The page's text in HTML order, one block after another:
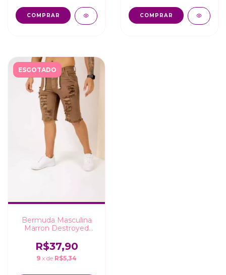
COMPRAR COMPRAR
ESGOTADO
Bermuda Masculina
Marron Destroyed
R$37,90
9 x de R$5,34